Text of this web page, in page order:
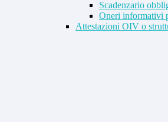
Scadenzario
Oneri informativi
Attestazioni OIV o